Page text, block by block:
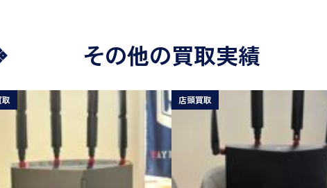
その他の買取実績
取 店頭買取